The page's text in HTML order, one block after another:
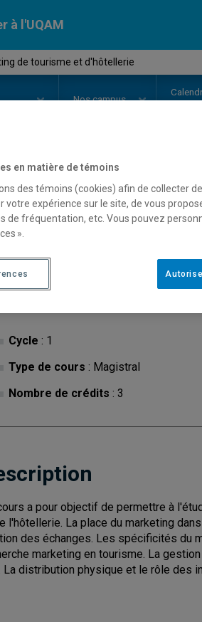
à l'UQAM
de tourisme et d'hôtellerie
Noscampus
// MKG3315-
Cycle : 1
Type de cours : Magistral
Nombre de crédits : 3
a pour objectif de permettre à
l'hôtellerie. La place du marketing
des échanges. Les spécificités du
marketing en tourisme. La
La distribution physique et le rôle des
en matière de témoins
des témoins (cookies) afin de collecter
votre expérience sur le site, de vous
de fréquentation, etc. Vous pouvez
».